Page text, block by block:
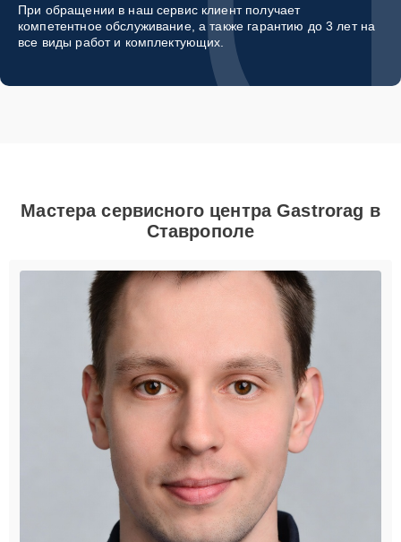
При обращении в наш сервис клиент получает
компетентное обслуживание, а также гарантию до 3 лет на
все виды работ и комплектующих.
Мастера сервисного центра Gastrorag в
Ставрополе